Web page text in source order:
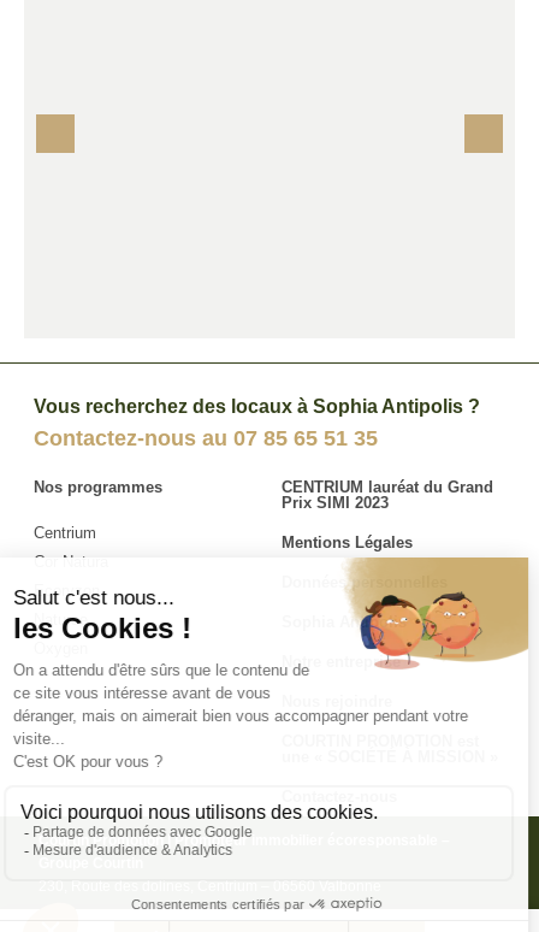
Vous recherchez des locaux à Sophia Antipolis ?
Contactez-nous au 07 85 65 51 35
Nos programmes
Centrium
Cor Natura
Ecoryzon
Naturae
CENTRIUM lauréat du Grand
Prix SIMI 2023
Mentions Légales
Données personnelles
Sophia Antipolis
Notre entreprise
Courtin Promotion | Promoteur immobilier écoresponsable –